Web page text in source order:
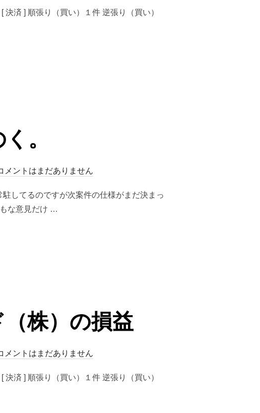
済 ] 順張り（買い）１件 逆張り（買い）
ード（株）の損益”
。
メントはまだありません
してるのですが次案件の仕様がまだ決まっ
な意見だけ …
。”
株）の損益
メントはまだありません
済 ] 順張り（買い）１件 逆張り（買い）